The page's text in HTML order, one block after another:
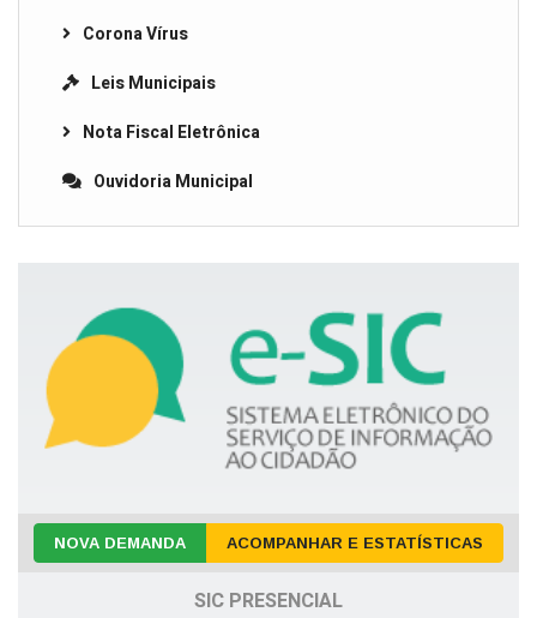
Corona Vírus
Leis Municipais
Nota Fiscal Eletrônica
Ouvidoria Municipal
NOVA DEMANDA ACOMPANHAR E ESTATÍSTICAS
SIC PRESENCIAL